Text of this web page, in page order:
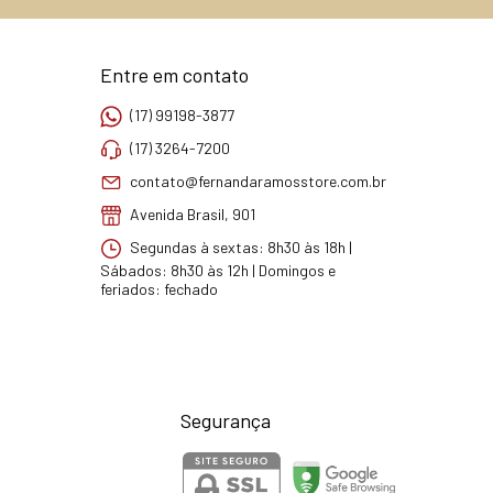
Entre em contato
(17) 99198-3877
(17) 3264-7200
contato@fernandaramosstore.com.br
Avenida Brasil, 901
Segundas à sextas: 8h30 às 18h |
Sábados: 8h30 às 12h | Domingos e
feriados: fechado
Segurança